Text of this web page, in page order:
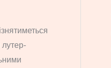
лутер-